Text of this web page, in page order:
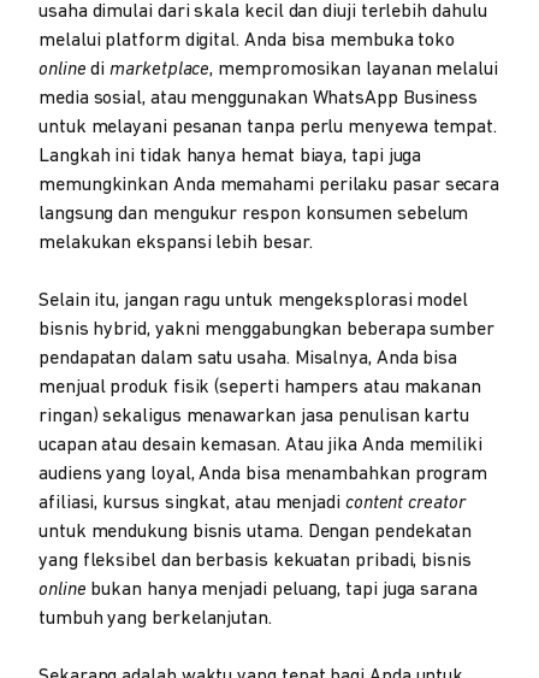
usaha dimulai dari skala kecil dan diuji terlebih dahulu
melalui platform digital. Anda bisa membuka toko
onlinedimarketplace, mempromosikan layanan melalui
media sosial, atau menggunakan WhatsApp Business
untuk melayani pesanan tanpa perlu menyewa tempat.
Langkah ini tidak hanya hemat biaya, tapi juga
memungkinkan Anda memahami perilaku pasar secara
langsung dan mengukur respon konsumen sebelum
melakukan ekspansi lebih besar.
Selain itu, jangan ragu untuk mengeksplorasi model
bisnis hybrid, yakni menggabungkan beberapa sumber
pendapatan dalam satu usaha. Misalnya, Anda bisa
menjual produk fisik (seperti hampers atau makanan
ringan) sekaligus menawarkan jasa penulisan kartu
ucapan atau desain kemasan. Atau jika Anda memiliki
audiens yang loyal, Anda bisa menambahkan program
afiliasi, kursus singkat, atau menjadi content creator
untuk mendukung bisnis utama. Dengan pendekatan
yang fleksibel dan berbasis kekuatan pribadi, bisnis
online bukan hanya menjadi peluang, tapi juga sarana
tumbuh yang berkelanjutan.